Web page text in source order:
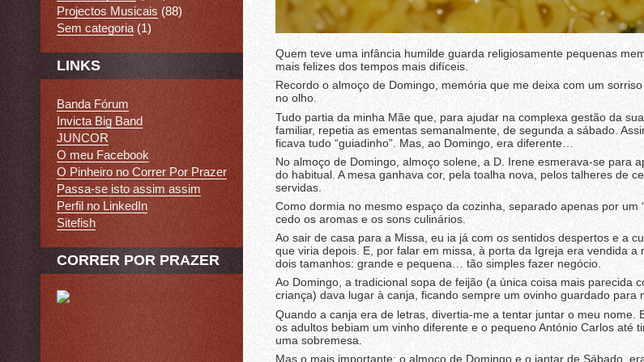
Quem teve uma infância humilde guarda religiosamente pequenas
mais felizes dos tempos mais difíceis.
Recordo o almoço de Domingo, memória que me deixa com um
no olho.
Tudo partia da minha Mãe que, para ajudar na complexa gestão da
familiar, repetia as ementas semanalmente, de segunda a sábado.
ficava tudo “guiadinho”. Mas, ao Domingo, era diferente…
No almoço de Domingo, almoço solene, a D. Irene esmerava-se para
do habitual. A mesa ganhava cor, pela toalha nova, pelos talheres de
servidas.
Como dormia no mesmo espaço da cozinha, separado apenas por um
cedo os aromas e os sons culinários.
Ao sair de casa para a Missa, eu ia já com os sentidos despertos e a
que viria depois. E, por falar em missa, à porta da Igreja era vendida a
dois tamanhos: grande e pequena… tão simples fazer negócio.
Ao Domingo, a tradicional sopa de feijão (a única coisa mais parecida
criança) dava lugar à canja, ficando sempre um ovinho guardado para
Quando a canja era de letras, divertia-me a tentar juntar o meu nome.
os adultos bebiam um vinho diferente e o pequeno António Carlos até
uma sobremesa.
Mas o mais importante: o almoço de Domingo e o jantar de Sábado,
Projectos Musicais (88)
Sem categoria (1)
LINKS
Banda Fórum
Invicta Big Band
JUNCOR
O meu Facebook
O Pinheiro no Correr Por Prazer
Passa-se isto assim assim
Perfil no LinkedIn
Sitefish
CORRER POR PRAZER